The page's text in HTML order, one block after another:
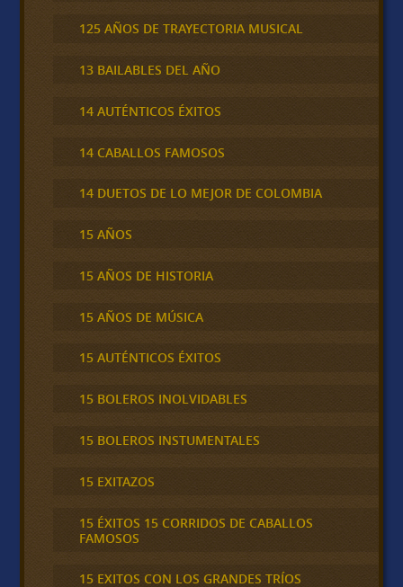
125 AÑOS DE TRAYECTORIA MUSICAL
13 BAILABLES DEL AÑO
14 AUTÉNTICOS ÉXITOS
14 CABALLOS FAMOSOS
14 DUETOS DE LO MEJOR DE COLOMBIA
15 AÑOS
15 AÑOS DE HISTORIA
15 AÑOS DE MÚSICA
15 AUTÉNTICOS ÉXITOS
15 BOLEROS INOLVIDABLES
15 BOLEROS INSTUMENTALES
15 EXITAZOS
15 ÉXITOS 15 CORRIDOS DE CABALLOS
FAMOSOS
15 EXITOS CON LOS GRANDES TRÍOS